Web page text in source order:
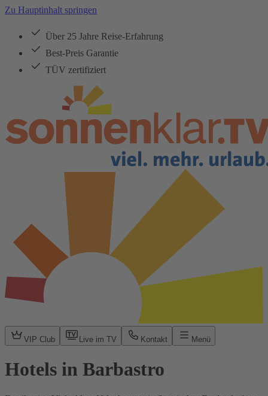
Zu Hauptinhalt springen
Über 25 Jahre Reise-Erfahrung
Best-Preis Garantie
TÜV zertifiziert
VIP Club Live im TV Kontakt Menü
Hotels in Barbastro